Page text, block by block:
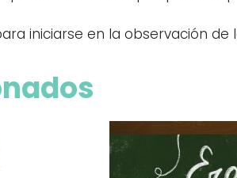
iniciarse en la observación de